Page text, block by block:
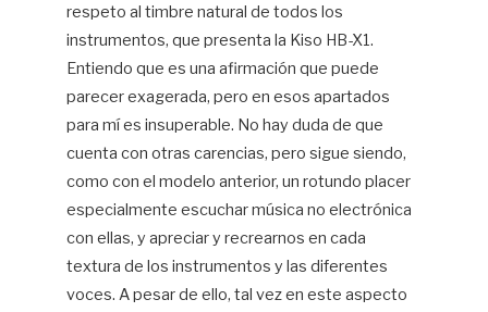
respeto al timbre natural de todos los
instrumentos, que presenta la Kiso HB-X1.
Entiendo que es una afirmación que puede
parecer exagerada, pero en esos apartados
para mí es insuperable. No hay duda de que
cuenta con otras carencias, pero sigue siendo,
como con el modelo anterior, un rotundo placer
especialmente escuchar música no electrónica
con ellas, y apreciar y recrearnos en cada
textura de los instrumentos y las diferentes
voces. A pesar de ello, tal vez en este aspecto